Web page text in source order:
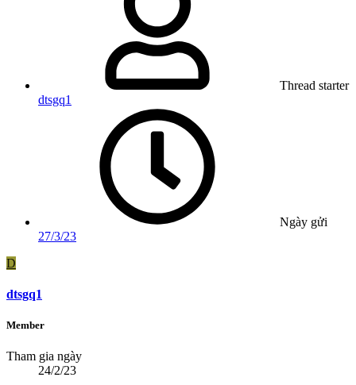
Thread starter
dtsgq1
Ngày gửi
27/3/23
D
dtsgq1
Member
Tham gia ngày
24/2/23